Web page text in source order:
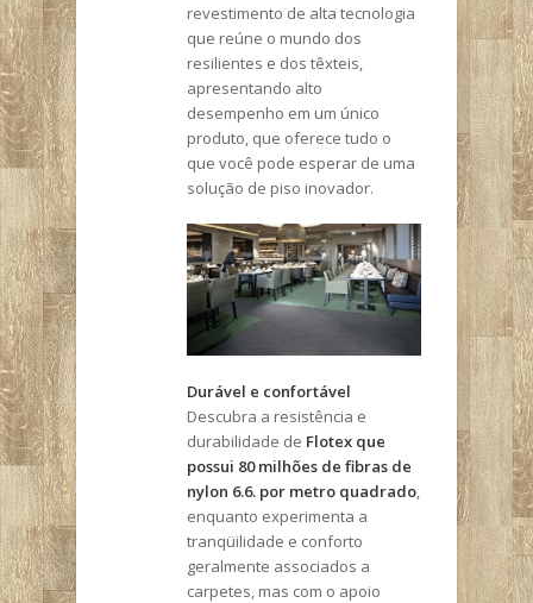
revestimento de alta tecnologia
que reúne o mundo dos
resilientes e dos têxteis,
apresentando alto
desempenho em um único
produto, que oferece tudo o
que você pode esperar de uma
solução de piso inovador.
Durável e confortável
Descubra a resistência e
durabilidade de Flotex que
possui 80 milhões de fibras de
nylon 6.6. por metro quadrado
enquanto experimenta a
tranqüilidade e conforto
geralmente associados a
carpetes, mas com o apoio